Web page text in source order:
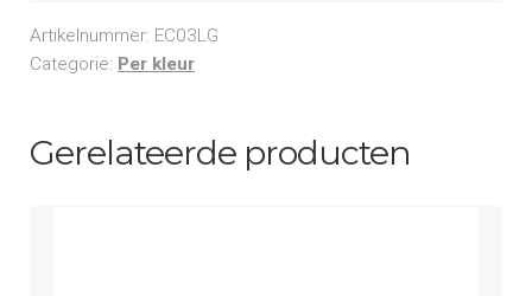
-
Licht
Artikelnummer: EC03LG
Categorie: Per kleur
Gerelateerde producten